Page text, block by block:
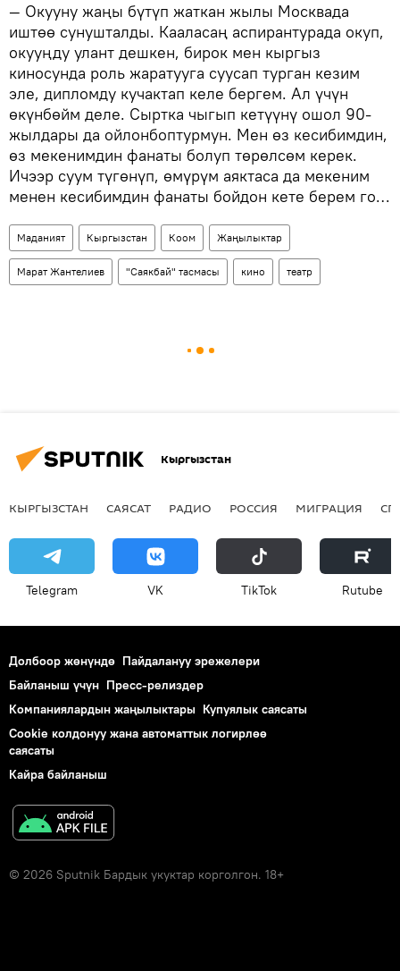
— Окууну жаңы бүтүп жаткан жылы Москвада
иштөө сунушталды. Кааласаң аспирантурада окуп,
окууңду улант дешкен, бирок мен кыргыз
киносунда роль жаратууга суусап турган кезим
эле, дипломду кучактап келе бергем. Ал үчүн
өкүнбөйм деле. Сыртка чыгып кетүүнү ошол 90-
жылдары да ойлонбоптурмун. Мен өз кесибимдин,
өз мекенимдин фанаты болуп төрөлсөм керек.
Ичээр суум түгөнүп, өмүрүм аяктаса да мекеним
менен кесибимдин фанаты бойдон кете берем го…
Маданият Кыргызстан Коом Жаңылыктар
Марат Жантелиев "Саякбай" тасмасы кино театр
Кыргызстан
КЫРГЫЗСТАН САЯСАТ РАДИО РОССИЯ МИГРАЦИЯ
Telegram VK ТikТоk Rutube
Долбоор жөнүндө Пайдалануу эрежелери
Байланыш үчүн Пресс-релиздер
Компаниялардын жаңылыктары Купуялык саясаты
Cookie колдонуу жана автоматтык логирлөө
саясаты
Кайра байланыш
© 2026 Sputnik Бардык укуктар корголгон. 18+